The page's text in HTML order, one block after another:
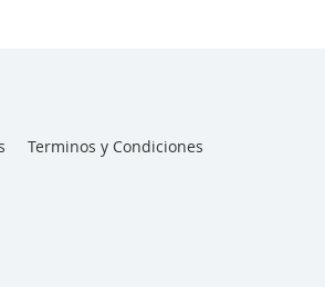
Terminos y Condiciones